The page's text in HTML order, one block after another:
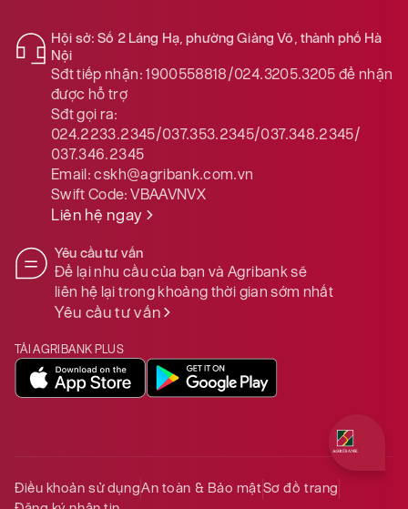
Hội sở: Số 2 Láng Hạ, phường Giảng Võ, thành phố Hà
Nội
Sđt tiếp nhận: 1900558818/024.3205.3205để nhận
được hỗ trợ
Sđt gọi ra:
024.2233.2345/037.353.2345/037.348.2345/
037.346.2345
Email:cskh@agribank.com.vn
Swift Code:VBAAVNVX
Liên hệ ngay
Yêu cầu tư vấn
Để lại nhu cầu của bạn và Agribank sẽ
liên hệ lại trong khoảng thời gian sớm nhất
Yêu cầu tư vấn
TẢI AGRIBANK PLUS
Điều khoản sử dụngAn toàn & Bảo mậtSơ đồ trang
Quý